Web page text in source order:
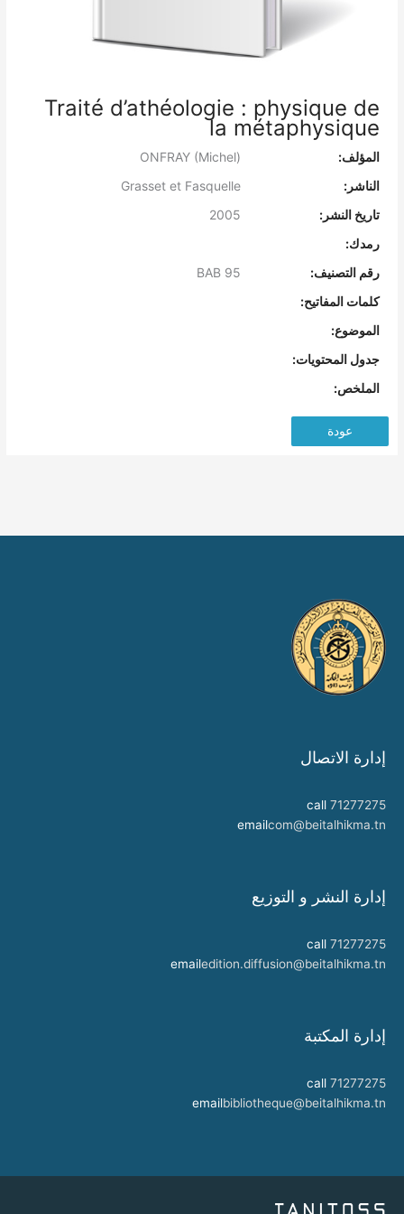
Traité d’athéologie : physique de
la métaphysique
المؤلف:
الناشر:
Grasset et Fasquelle
تاريخ النشر:
رمدك:
رقم التصنيف:
كلمات المفاتيح:
الموضوع:
جدول المحتويات:
الملخص:
عودة
إدارة الاتصال
call 71277275
emailcom@beitalhikma.tn
إدارة النشر و التوزيع
call 71277275
emailedition.diffusion@beitalhikma.tn
إدارة المكتبة
call 71277275
emailbibliotheque@beitalhikma.tn